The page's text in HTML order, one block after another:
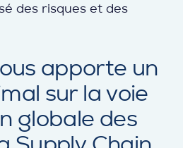
des risques et des
apporte un
sur la voie
globale des